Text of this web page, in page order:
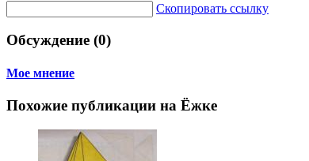
Скопировать ссылку
Обсуждение (0)
Мое мнение
Похожие публикации на Ёжке